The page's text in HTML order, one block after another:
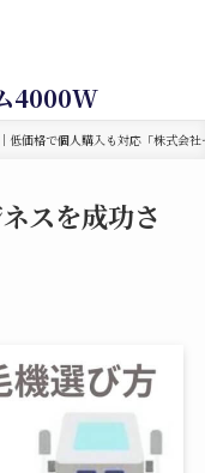
4000W
低価格で個人購入も対応「株式会
スを成功さ